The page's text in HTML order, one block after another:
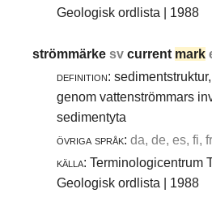
Geologisk ordlista | 1988
strömmärkesvcurrent mark
definition:
genom vattenströmmars
sedimentyta
övriga språk: da, de, es, fi,
källa: Terminologicentrum
Geologisk ordlista | 1988